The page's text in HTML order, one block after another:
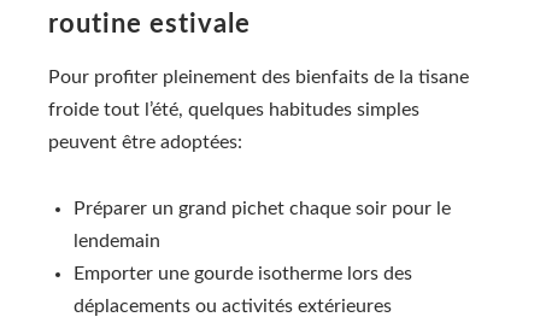
routine estivale
Pour profiter pleinement des bienfaits de la tisane
froide tout l’été, quelques habitudes simples
peuvent être adoptées:
Préparer un grand pichet chaque soir pour le
lendemain
Emporter une gourde isotherme lors des
déplacements ou activités extérieures